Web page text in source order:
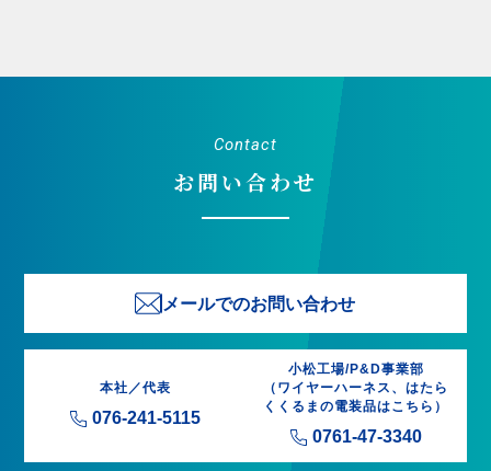
Contact
お問い合わせ
メールでのお問い合わせ
本社／代表
076-241-5115
小松工場/P&D事業部
（ワイヤーハーネス、はたら
くくるまの電装品はこちら）
0761-47-3340